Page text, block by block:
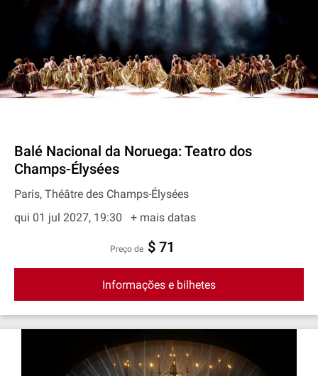
Balé Nacional da Noruega: Teatro dos
Champs-Élysées
Paris, Théâtre des Champs-Élysées
qui 01 jul 2027, 19:30
+ mais datas
preço de $ 71
Informações e bilhetes